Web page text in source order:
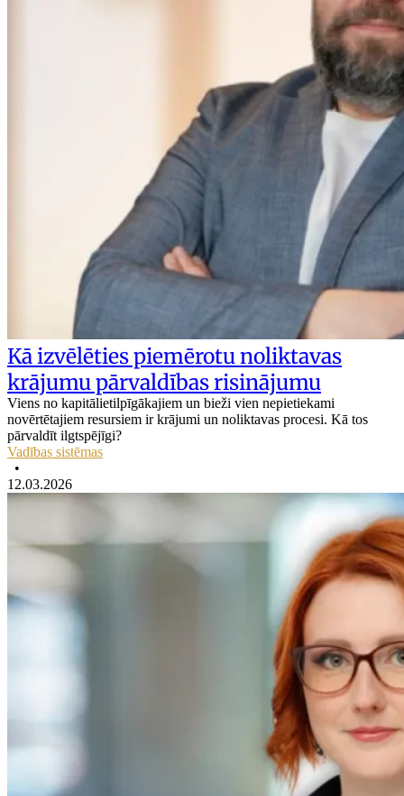
Kā izvēlēties piemērotu noliktavas
krājumu pārvaldības risinājumu
Viens no kapitālietilpīgākajiem un bieži vien nepietiekami
novērtētajiem resursiem ir krājumi un noliktavas procesi. Kā tos
pārvaldīt ilgtspējīgi?
Vadības sistēmas
•
12.03.2026